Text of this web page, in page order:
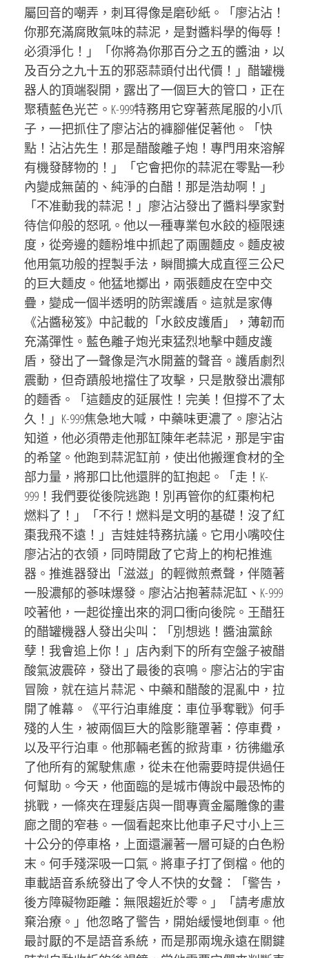
屬回音的嘲弄，刺耳得像是磨砂紙。「廖沾沾！
你那充滿腐敗氣味的蒜泥，是對醬料學的侮辱！
必須淨化！」「你將為你那百分之五的醬油，以
及百分之九十五的邪惡蒜頭付出代價！」醋罐機
器人的頂端裂開，露出了一個巨大的管口，正在
聚積藍色光芒。K-999特務用它穿著燕尾服的小爪
子，一把抓住了廖沾沾的褲腳催促著他。「快
點！沾沾先生！那是醋酸離子炮！專門用來溶解
有機發酵物的！」「它會把你的蒜泥在零點一秒
內變成無菌的、純淨的白醋！那是浩劫啊！」
「不准動我的蒜泥！」廖沾沾發出了醬料學家對
待信仰般的怒吼。他以一種專業包水餃的極限速
度，從旁邊的麵粉堆中抓起了兩團麵皮。麵皮被
他用氣功般的捏製手法，瞬間擴大成直徑三公尺
的巨大麵皮。他猛地擲出，兩張麵皮在空中交
疊，變成一個半透明的防禦護盾。這就是家傳
《沾醬秘笈》中記載的「水餃皮護盾」，薄韌而
充滿彈性。藍色離子炮光束猛烈地擊中麵皮護
盾，發出了一聲像是汽水開蓋的聲音。護盾劇烈
震動，但奇蹟般地擋住了攻擊，只是散發出濃郁
的麵香。「這麵皮的延展性！完美！但撐不了太
久！」K-999焦急地大喊，中藥味更濃了。廖沾沾
知道，他必須帶走他那缸陳年老蒜泥，那是宇宙
的希望。他跑到蒜泥缸前，使出他搬運食材的全
部力量，將那口比他還胖的缸抱起。「走！K-
999！我們要從後院逃跑！別再管你的紅棗枸杞
燃料了！」「不行！燃料是文明的基礎！沒了紅
棗我飛不遠！」吉娃娃特務抗議。它用小嘴咬住
廖沾沾的衣領，同時開啟了它背上的枸杞推進
器。推進器發出「滋滋」的輕微煎煮聲，伴隨著
一股濃郁的蔘味爆發。廖沾沾抱著蒜泥缸、K-999
咬著他，一起從撞出來的洞口衝向後院。王醋狂
的醋罐機器人發出尖叫：「別想逃！醬油黨餘
孽！我會追上你！」店內剩下的所有空盤子被醋
酸氣波震碎，發出了最後的哀鳴。廖沾沾的宇宙
冒險，就在這片蒜泥、中藥和醋酸的混亂中，拉
開了帷幕。《平行泊車維度：車位爭奪戰》何手
殘的人生，被兩個巨大的陰影籠罩著：停車費，
以及平行泊車。他那輛老舊的掀背車，彷彿繼承
了他所有的駕駛焦慮，從未在他需要時提供過任
何幫助。今天，他面臨的是城市傳說中最恐怖的
挑戰，一條夾在理髮店與一間專賣金屬雕像的畫
廊之間的窄巷。一個看起來比他車子尺寸小上三
十公分的停車格，上面還灑著一層可疑的白色粉
末。何手殘深吸一口氣。將車子打了倒檔。他的
車載語音系統發出了令人不快的女聲：「警告，
後方障礙物距離：無限趨近於零。」「請考慮放
棄治療。」他忽略了警告，開始緩慢地倒車。他
最討厭的不是語音系統，而是那兩塊永遠在關鍵